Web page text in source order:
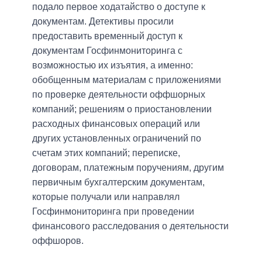
подало первое ходатайство о доступе к
документам. Детективы просили
предоставить временный доступ к
документам Госфинмониторинга с
возможностью их изъятия, а именно:
обобщенным материалам с приложениями
по проверке деятельности оффшорных
компаний; решениям о приостановлении
расходных финансовых операций или
других установленных ограничений по
счетам этих компаний; переписке,
договорам, платежным поручениям, другим
первичным бухгалтерским документам,
которые получали или направлял
Госфинмониторинга при проведении
финансового расследования о деятельности
оффшоров.